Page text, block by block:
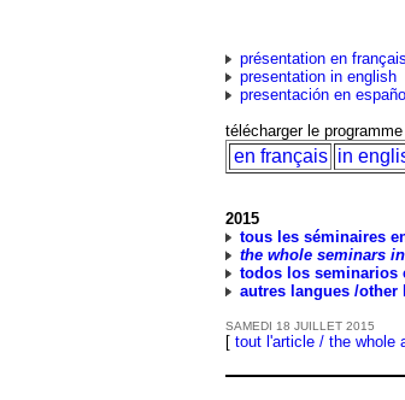
présentation en français
presentation in english
presentación en español
télécharger le
en français in
2015
tous les séminaires
the whole seminars
todos los seminarios
autres langues /other
SAMEDI 18 JUILLET 2015
[ tout l'article / the whole